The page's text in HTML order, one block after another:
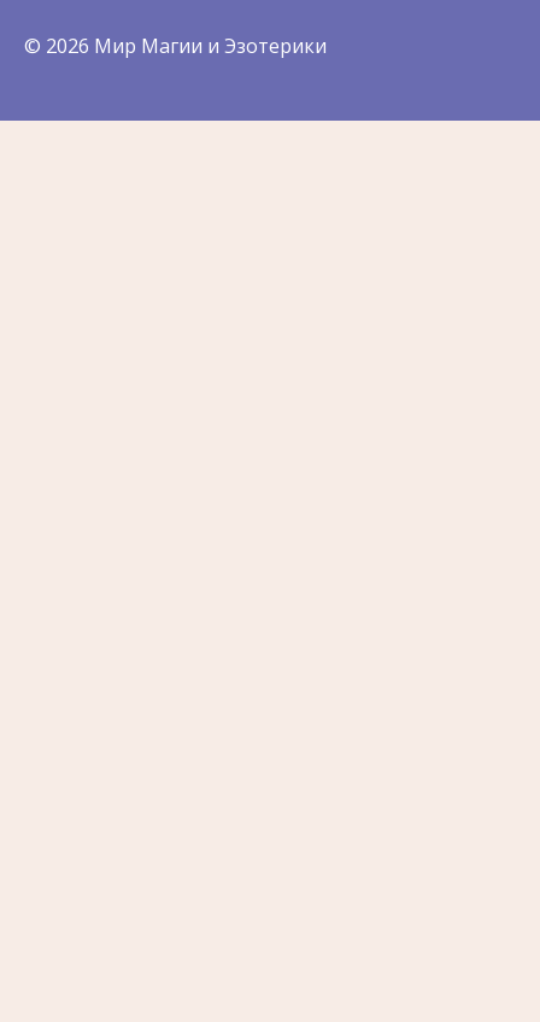
© 2026 Мир Магии и Эзотерики